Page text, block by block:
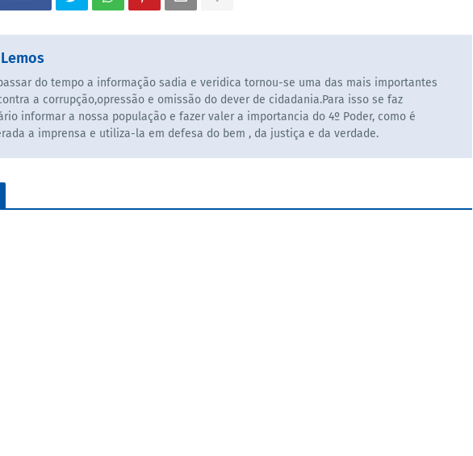
do tempo a informação sadia e veridica tornou-se uma das mais importantes
a corrupção,opressão e omissão do dever de cidadania.Para isso se faz
informar a nossa população e fazer valer a importancia do 4º Poder, como é
a imprensa e utiliza-la em defesa do bem , da justiça e da verdade.